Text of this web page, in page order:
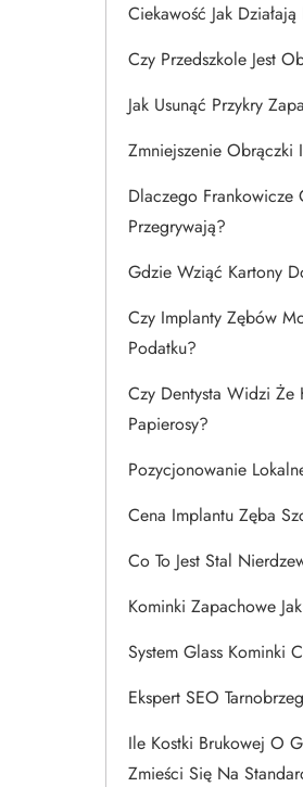
Ciekawość Jak
Czy Przedszkole Jest
Jak Usunąć Przykry
Zmniejszenie Obrączki
Dlaczego Frankowicze
Przegrywają?
Gdzie Wziąć Kartony
Czy Implanty Zębów
Podatku?
Czy Dentysta Widzi Że
Papierosy?
Pozycjonowanie
Cena Implantu Zęba
Co To Jest Stal
Kominki Zapachowe
System Glass Kominki
Ekspert SEO Tarnobrzeg
Ile Kostki Brukowej O
Zmieści Się Na